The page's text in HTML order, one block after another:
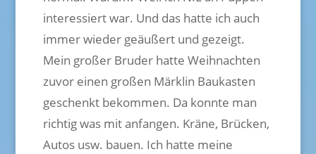
interessiert war. Und das hatte ich auch
immer wieder geäußert und gezeigt.
Mein großer Bruder hatte Weihnachten
zuvor einen großen Märklin Baukasten
geschenkt bekommen. Da konnte man
richtig was mit anfangen. Kräne, Brücken,
Autos usw. bauen. Ich hatte meine